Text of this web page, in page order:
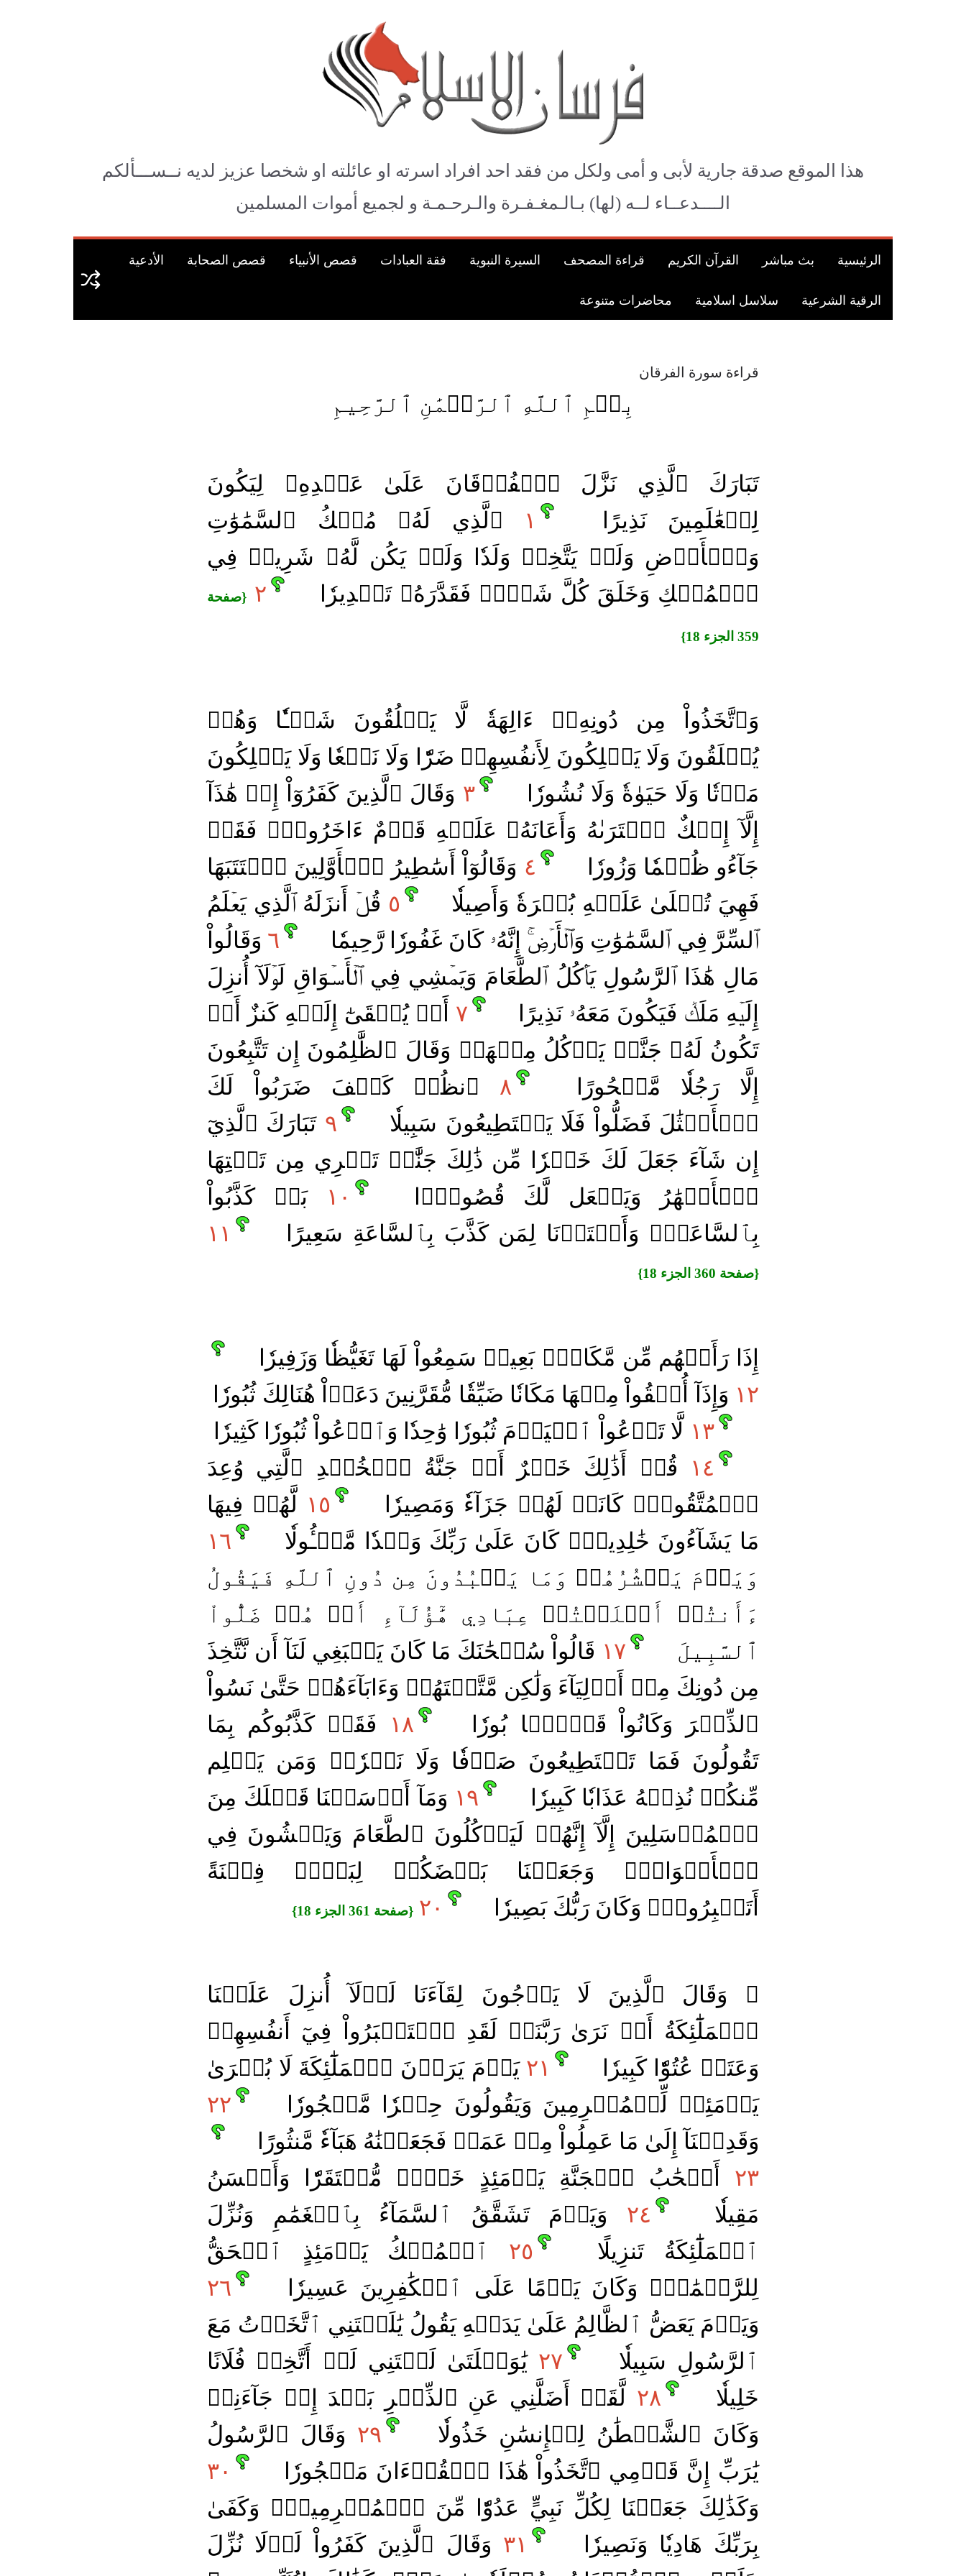
هذا الموقع صدقة جارية لأبى و أمى ولكل من فقد احد افراد اسرته او عائلته او شخصا عزيز لديه نــســـألكم
الــــدعــاء لــه (لها) بـالـمغـفـرة والـرحـمـة و لجميع أموات المسلمين
الرئيسية بث مباشر القرآن الكريم قراءة المصحف السيرة النبوية فقة العبادات قصص الأنبياء قصص الصحابة الأدعية
الرقية الشرعية سلاسل اسلامية محاضرات متنوعة
قراءة سورة الفرقان
بِسۡمِ ٱللَّهِ ٱلرَّحۡمَٰنِ ٱلرَّحِيمِ
تَبَارَكَ ٱلَّذِي نَزَّلَ ٱلۡفُرۡقَانَ عَلَىٰ عَبۡدِهِۦ لِيَكُونَ
لِلۡعَٰلَمِينَ نَذِيرًا
١
ٱلَّذِي لَهُۥ مُلۡكُ ٱلسَّمَٰوَٰتِ
وَٱلۡأَرۡضِ وَلَمۡ يَتَّخِذۡ وَلَدٗا وَلَمۡ يَكُن لَّهُۥ شَرِيكٞ فِي
ٱلۡمُلۡكِ وَخَلَقَ كُلَّ شَيۡءٖ فَقَدَّرَهُۥ تَقۡدِيرٗا
٢ {صفحة
359 الجزء 18}
وَٱتَّخَذُواْ مِن دُونِهِۦٓ ءَالِهَةٗ لَّا يَخۡلُقُونَ شَيۡـٔٗا وَهُمۡ
يُخۡلَقُونَ وَلَا يَمۡلِكُونَ لِأَنفُسِهِمۡ ضَرّٗا وَلَا نَفۡعٗا وَلَا يَمۡلِكُونَ
مَوۡتٗا وَلَا حَيَوٰةٗ وَلَا نُشُورٗا
٣ وَقَالَ ٱلَّذِينَ كَفَرُوٓاْ إِنۡ هَٰذَآ
إِلَّآ إِفۡكٌ ٱفۡتَرَىٰهُ وَأَعَانَهُۥ عَلَيۡهِ قَوۡمٌ ءَاخَرُونَۖ فَقَدۡ
جَآءُو ظُلۡمٗا وَزُورٗا
٤ وَقَالُوٓاْ أَسَٰطِيرُ ٱلۡأَوَّلِينَ ٱكۡتَتَبَهَا
فَهِيَ تُمۡلَىٰ عَلَيۡهِ بُكۡرَةٗ وَأَصِيلٗا
٥ قُلۡ أَنزَلَهُ ٱلَّذِي يَعۡلَمُ
ٱلسِّرَّ فِي ٱلسَّمَٰوَٰتِ وَٱلۡأَرۡضِۚ إِنَّهُۥ كَانَ غَفُورٗا رَّحِيمٗا
٦ وَقَالُواْ
مَالِ هَٰذَا ٱلرَّسُولِ يَأۡكُلُ ٱلطَّعَامَ وَيَمۡشِي فِي ٱلۡأَسۡوَاقِ لَوۡلَآ أُنزِلَ
إِلَيۡهِ مَلَكٞ فَيَكُونَ مَعَهُۥ نَذِيرًا
٧ أَوۡ يُلۡقَىٰٓ إِلَيۡهِ كَنزٌ أَوۡ
تَكُونُ لَهُۥ جَنَّةٞ يَأۡكُلُ مِنۡهَاۚ وَقَالَ ٱلظَّٰلِمُونَ إِن تَتَّبِعُونَ
إِلَّا رَجُلٗا مَّسۡحُورًا
٨ ٱنظُرۡ كَيۡفَ ضَرَبُواْ لَكَ
ٱلۡأَمۡثَٰلَ فَضَلُّواْ فَلَا يَسۡتَطِيعُونَ سَبِيلٗا
٩ تَبَارَكَ ٱلَّذِيٓ
إِن شَآءَ جَعَلَ لَكَ خَيۡرٗا مِّن ذَٰلِكَ جَنَّٰتٖ تَجۡرِي مِن تَحۡتِهَا
ٱلۡأَنۡهَٰرُ وَيَجۡعَل لَّكَ قُصُورَۢا
١٠
بَلۡ كَذَّبُواْ
بِٱلسَّاعَةِۖ وَأَعۡتَدۡنَا لِمَن كَذَّبَ بِٱلسَّاعَةِ سَعِيرًا
١١
{صفحة 360 الجزء 18}
إِذَا رَأَتۡهُم مِّن مَّكَانِۭ بَعِيدٖ سَمِعُواْ لَهَا تَغَيُّظٗا وَزَفِيرٗا
١٢ وَإِذَآ أُلۡقُواْ مِنۡهَا مَكَانٗا ضَيِّقٗا مُّقَرَّنِينَ دَعَوۡاْ هُنَالِكَ ثُبُورٗا
١٣ لَّا تَدۡعُواْ ٱلۡيَوۡمَ ثُبُورٗا وَٰحِدٗا وَٱدۡعُواْ ثُبُورٗا كَثِيرٗا
١٤
قُلۡ أَذَٰلِكَ خَيۡرٌ أَمۡ جَنَّةُ ٱلۡخُلۡدِ ٱلَّتِي وُعِدَ
ٱلۡمُتَّقُونَۚ كَانَتۡ لَهُمۡ جَزَآءٗ وَمَصِيرٗا
١٥ لَّهُمۡ فِيهَا
مَا يَشَآءُونَ خَٰلِدِينَۚ كَانَ عَلَىٰ رَبِّكَ وَعۡدٗا مَّسۡـُٔولٗا
١٦
وَيَوۡمَ يَحۡشُرُهُمۡ وَمَا يَعۡبُدُونَ مِن دُونِ ٱللَّهِ فَيَقُولُ
ءَأَنتُمۡ أَضۡلَلۡتُمۡ عِبَادِي هَٰٓؤُلَآءِ أَمۡ هُمۡ ضَلُّواْ
ٱلسَّبِيلَ
١٧ قَالُواْ سُبۡحَٰنَكَ مَا كَانَ يَنۢبَغِي لَنَآ أَن نَّتَّخِذَ
مِن دُونِكَ مِنۡ أَوۡلِيَآءَ وَلَٰكِن مَّتَّعۡتَهُمۡ وَءَابَآءَهُمۡ حَتَّىٰ نَسُواْ
ٱلذِّكۡرَ وَكَانُواْ قَوۡمَۢا بُورٗا
١٨
فَقَدۡ كَذَّبُوكُم بِمَا
تَقُولُونَ فَمَا تَسۡتَطِيعُونَ صَرۡفٗا وَلَا نَصۡرٗاۚ وَمَن يَظۡلِم
مِّنكُمۡ نُذِقۡهُ عَذَابٗا كَبِيرٗا
١٩ وَمَآ أَرۡسَلۡنَا قَبۡلَكَ مِنَ
ٱلۡمُرۡسَلِينَ إِلَّآ إِنَّهُمۡ لَيَأۡكُلُونَ ٱلطَّعَامَ وَيَمۡشُونَ فِي
ٱلۡأَسۡوَاقِۗ وَجَعَلۡنَا بَعۡضَكُمۡ لِبَعۡضٖ فِتۡنَةً
أَتَصۡبِرُونَۗ وَكَانَ رَبُّكَ بَصِيرٗا
٢٠ {صفحة 361 الجزء 18}
۞ وَقَالَ ٱلَّذِينَ لَا يَرۡجُونَ لِقَآءَنَا لَوۡلَآ أُنزِلَ عَلَيۡنَا
ٱلۡمَلَٰٓئِكَةُ أَوۡ نَرَىٰ رَبَّنَاۗ لَقَدِ ٱسۡتَكۡبَرُواْ فِيٓ أَنفُسِهِمۡ
وَعَتَوۡ عُتُوّٗا كَبِيرٗا
٢١ يَوۡمَ يَرَوۡنَ ٱلۡمَلَٰٓئِكَةَ لَا بُشۡرَىٰ
يَوۡمَئِذٖ لِّلۡمُجۡرِمِينَ وَيَقُولُونَ حِجۡرٗا مَّحۡجُورٗا
٢٢
وَقَدِمۡنَآ إِلَىٰ مَا عَمِلُواْ مِنۡ عَمَلٖ فَجَعَلۡنَٰهُ هَبَآءٗ مَّنثُورًا
٢٣ أَصۡحَٰبُ ٱلۡجَنَّةِ يَوۡمَئِذٍ خَيۡرٞ مُّسۡتَقَرّٗا وَأَحۡسَنُ
مَقِيلٗا
٢٤ وَيَوۡمَ تَشَقَّقُ ٱلسَّمَآءُ بِٱلۡغَمَٰمِ وَنُزِّلَ
ٱلۡمَلَٰٓئِكَةُ تَنزِيلًا
٢٥ ٱلۡمُلۡكُ يَوۡمَئِذٍ ٱلۡحَقُّ
لِلرَّحۡمَٰنِۚ وَكَانَ يَوۡمًا عَلَى ٱلۡكَٰفِرِينَ عَسِيرٗا
٢٦
وَيَوۡمَ يَعَضُّ ٱلظَّالِمُ عَلَىٰ يَدَيۡهِ يَقُولُ يَٰلَيۡتَنِي ٱتَّخَذۡتُ مَعَ
ٱلرَّسُولِ سَبِيلٗا
٢٧ يَٰوَيۡلَتَىٰ لَيۡتَنِي لَمۡ أَتَّخِذۡ فُلَانًا
خَلِيلٗا
٢٨ لَّقَدۡ أَضَلَّنِي عَنِ ٱلذِّكۡرِ بَعۡدَ إِذۡ جَآءَنِيۗ
وَكَانَ ٱلشَّيۡطَٰنُ لِلۡإِنسَٰنِ خَذُولٗا
٢٩ وَقَالَ ٱلرَّسُولُ
يَٰرَبِّ إِنَّ قَوۡمِي ٱتَّخَذُواْ هَٰذَا ٱلۡقُرۡءَانَ مَهۡجُورٗا
٣٠
وَكَذَٰلِكَ جَعَلۡنَا لِكُلِّ نَبِيٍّ عَدُوّٗا مِّنَ ٱلۡمُجۡرِمِينَۗ وَكَفَىٰ
بِرَبِّكَ هَادِيٗا وَنَصِيرٗا
٣١ وَقَالَ ٱلَّذِينَ كَفَرُواْ لَوۡلَا نُزِّلَ